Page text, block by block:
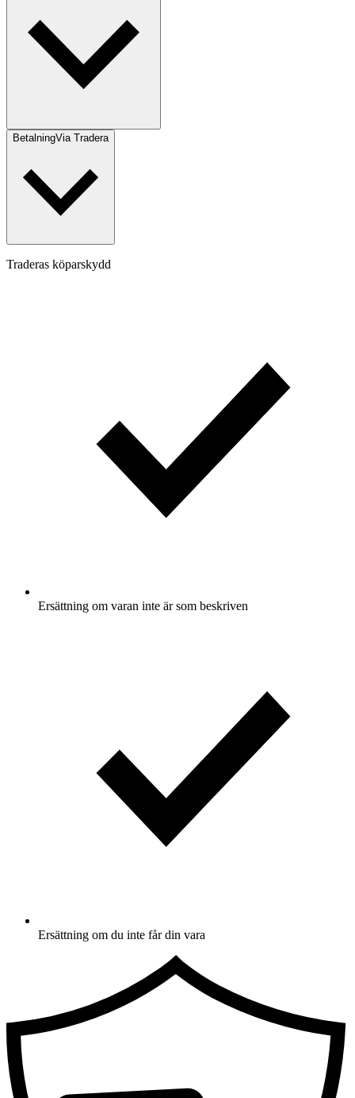
BetalningVia Tradera
Traderas köparskydd
Ersättning om varan inte är som beskriven
Ersättning om du inte får din vara